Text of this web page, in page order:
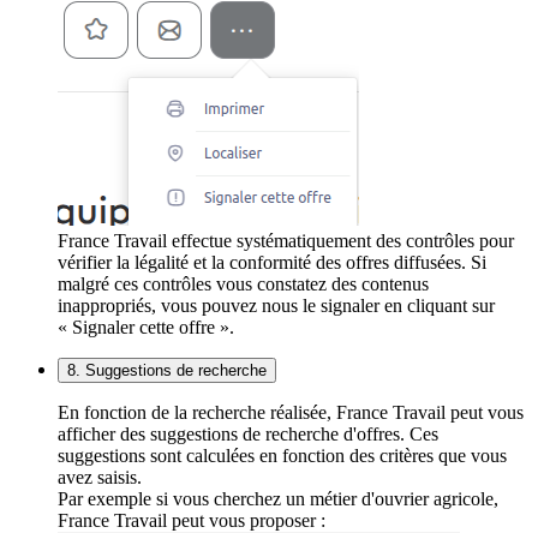
France Travail effectue systématiquement des contrôles pour
vérifier la légalité et la conformité des offres diffusées. Si
malgré ces contrôles vous constatez des contenus
inappropriés, vous pouvez nous le signaler en cliquant sur
« Signaler cette offre ».
8. Suggestions de recherche
En fonction de la recherche réalisée, France Travail peut vous
afficher des suggestions de recherche d'offres. Ces
suggestions sont calculées en fonction des critères que vous
avez saisis.
Par exemple si vous cherchez un métier d'ouvrier agricole,
France Travail peut vous proposer :